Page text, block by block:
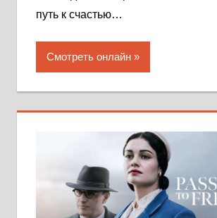
путь к счастью…
Смотреть онлайн